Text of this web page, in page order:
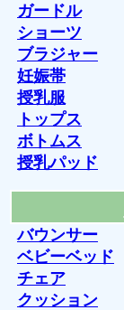
ガードル
ショーツ
ブラジャー
妊娠帯
授乳服
トップス
ボトムス
授乳パッド
バウンサー
ベビーベッド
チェア
クッション